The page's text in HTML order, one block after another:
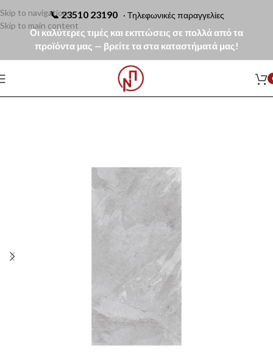
📞23510 23190 · Τηλεφωνικές παραγγελίες
Οι καλύτερες τιμές και εκπτώσεις σε πολλά από τα
προϊόντα μας — βρείτε τα στα καταστήματά μας!
Skip to navigation
Skip to main content